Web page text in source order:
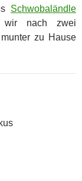
Schwobaländle
wir nach zwei
zu Hause